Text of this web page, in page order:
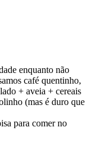
enquanto não
café quentinho,
+ aveia + cereais
(mas é duro que
para comer no